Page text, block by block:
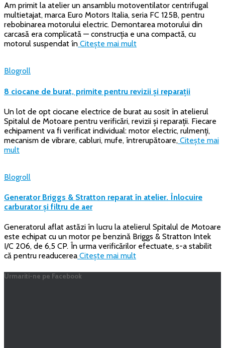
Am primit la atelier un ansamblu motoventilator centrifugal
multietajat, marca Euro Motors Italia, seria FC 125B, pentru
rebobinarea motorului electric. Demontarea motorului din
carcasă era complicată — construcția e una compactă, cu
motorul suspendat în Citește mai mult
Blogroll
8 ciocane de burat, primite pentru revizii și reparații
Un lot de opt ciocane electrice de burat au sosit în atelierul
Spitalul de Motoare pentru verificări, revizii și reparații. Fiecare
echipament va fi verificat individual: motor electric, rulmenți,
mecanism de vibrare, cabluri, mufe, întrerupătoare, Citește mai
mult
Blogroll
Generator Briggs & Stratton reparat în atelier. Înlocuire
carburator și filtru de aer
Generatorul aflat astăzi în lucru la atelierul Spitalul de Motoare
este echipat cu un motor pe benzină Briggs & Stratton Intek
I/C 206, de 6,5 CP. În urma verificărilor efectuate, s-a stabilit
că pentru readucerea Citește mai mult
Urmariti-ne pe Facebook